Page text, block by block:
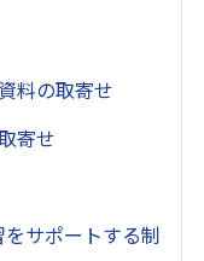
料の取寄せ
寄せ
サポートする制